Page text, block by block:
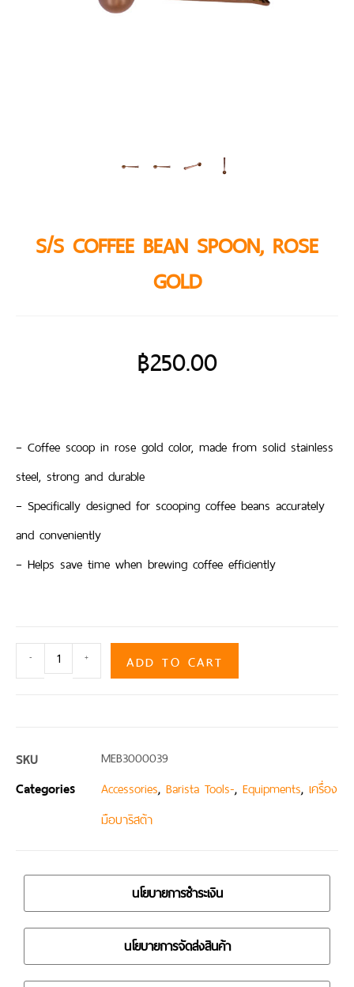
S/S COFFEE BEAN SPOON, ROSE
GOLD
฿250.00
– Coffee scoop in rose gold color, made from solid stainless
steel, strong and durable
– Specifically designed for scooping coffee beans accurately
and conveniently
– Helps save time when brewing coffee efficiently
- + ADD TO CART
SKU MEB3000039
Categories Accessories, Barista Tools-, Equipments, เครื่อง
มือบาริสต้า
นโยบายการชำระเงิน
นโยบายการจัดส่งสินค้า